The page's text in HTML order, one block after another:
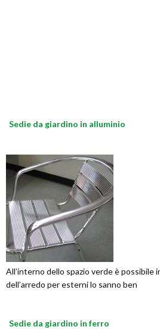
Sedie da giardino in alluminio
All’interno dello spazio verde è possibile
dell’arredo per esterni lo sanno ben
Sedie da giardino in ferro